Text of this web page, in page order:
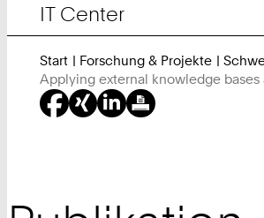
IT Center
Start Forschung & Projekte
Applying external knowledge